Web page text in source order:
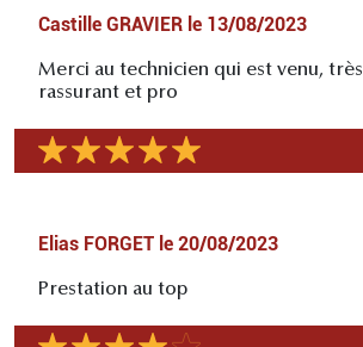
Castille GRAVIER le 13/08/2023
Merci au technicien qui est venu, très
rassurant et pro
Elias FORGET le 20/08/2023
Prestation au top